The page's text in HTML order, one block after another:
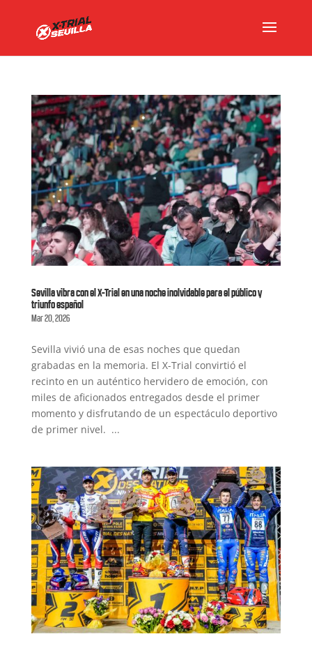
Sevilla vibra con el X-Trial en una noche inolvidable para el público y
triunfo español
Mar 20, 2026
Sevilla vivió una de esas noches que quedan
grabadas en la memoria. El X-Trial convirtió el
recinto en un auténtico hervidero de emoción, con
miles de aficionados entregados desde el primer
momento y disfrutando de un espectáculo deportivo
de primer nivel. ...